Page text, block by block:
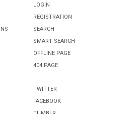
LOGIN
REGISTRATION
SEARCH
SMART SEARCH
OFFLINE PAGE
404 PAGE
TWITTER
FACEBOOK
TUMBLR